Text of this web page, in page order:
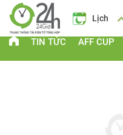
Lịch Tin mới
TIN TỨC AFF CUP